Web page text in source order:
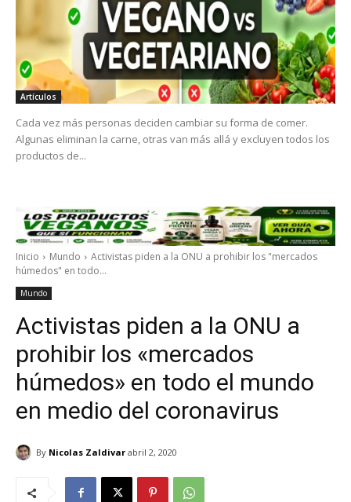
Artículos
Cada vez más personas deciden cambiar su forma de comer.
Algunas eliminan la carne, otras van más allá y excluyen todos los
productos de...